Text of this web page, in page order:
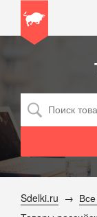
Sdelki.ru